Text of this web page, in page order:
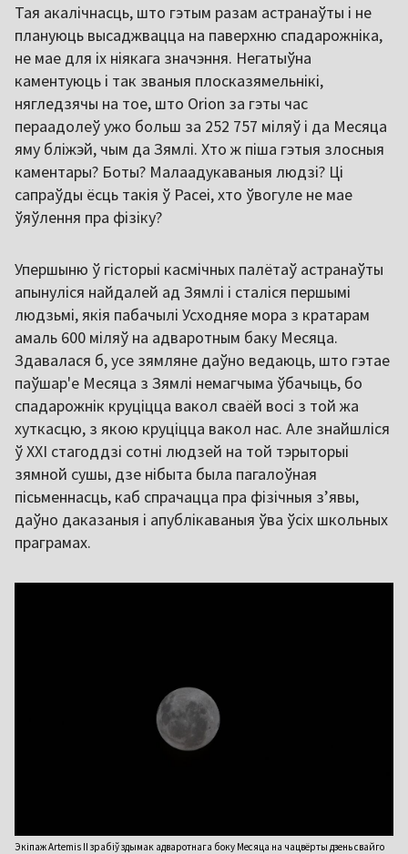
Тая акалічнасць, што гэтым разам астранаўты і не
плануюць высаджвацца на паверхню спадарожніка,
не мае для іх ніякага значэння. Негатыўна
каментуюць і так званыя плосказямельнікі,
нягледзячы на тое, што Orion за гэты час
пераадолеў ужо больш за 252 757 міляў і да Месяца
яму бліжэй, чым да Зямлі. Хто ж піша гэтыя злосныя
каментары? Боты? Малаадукаваныя людзі? Ці
сапраўды ёсць такія ў Расеі, хто ўвогуле не мае
ўяўлення пра фізіку?
Упершыню ў гісторыі касмічных палётаў астранаўты
апынуліся найдалей ад Зямлі і сталіся першымі
людзьмі, якія пабачылі Усходняе мора з кратарам
амаль 600 міляў на адваротным баку Месяца.
Здавалася б, усе зямляне даўно ведаюць, што гэтае
паўшар'е Месяца з Зямлі немагчыма ўбачыць, бо
спадарожнік круціцца вакол сваёй восі з той жа
хуткасцю, з якою круціцца вакол нас. Але знайшліся
ў ХХІ стагоддзі сотні людзей на той тэрыторыі
зямной сушы, дзе нібыта была пагалоўная
пісьменнасць, каб спрачацца пра фізічныя зʼявы,
даўно даказаныя і апублікаваныя ўва ўсіх школьных
праграмах.
Экіпаж Artemis II зрабіў здымак адваротнага боку Месяца на чацвёрты дзень свайго